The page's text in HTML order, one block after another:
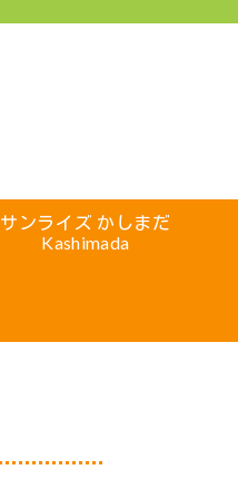
サンライズ かしまだ
Kashimada